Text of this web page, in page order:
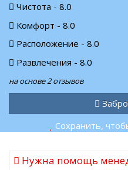
Чистота - 8.0
Комфорт - 8.0
Расположение - 8.0
Развлечения - 8.0
на основе 2 отзывов
Сохранить,
Нужна помощь